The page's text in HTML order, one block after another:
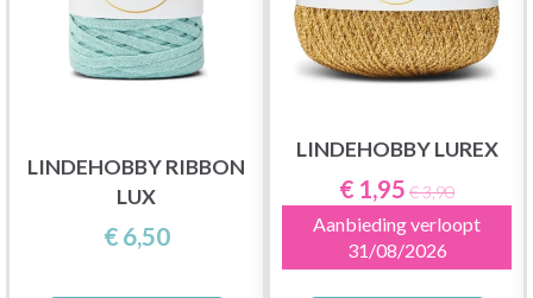
LINDEHOBBY RIBBON
LUX
€ 6,50
LINDEHOBBY LUREX
€ 1,95 € 3,90
Aanbieding verloopt
31/08/2026